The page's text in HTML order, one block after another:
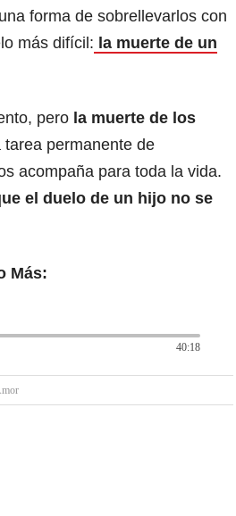
forma de sobrellevarlos con
más difícil: la muerte de un
pero la muerte de los
permanente de
acompaña para toda la vida.
el duelo de un hijo no se
Más:
40:18